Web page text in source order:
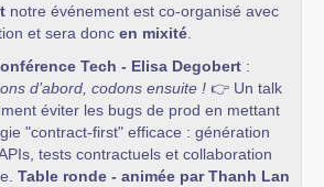
notre événement est co-organisé avec
et sera donc en mixité.
Tech - Elisa Degobert:
d’abord, codons ensuite !👉 Un talk
éviter les bugs de prod en mettant
"contract-first" efficace : génération
tests contractuels et collaboration
Table ronde - animée par Thanh Lan